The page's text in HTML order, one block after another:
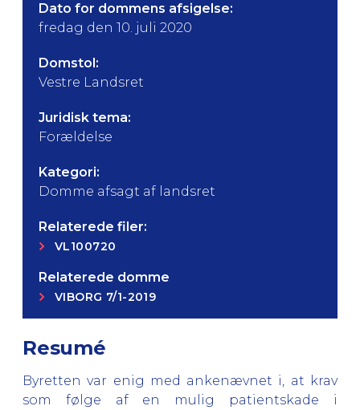
Dato for dommens afsigelse:
fredag den 10. juli 2020
Domstol:
Vestre Landsret
Juridisk tema:
Forældelse
Kategori:
Domme afsagt af landsret
Relaterede filer:
VL100720
Relaterede domme
VIBORG 7/1-2019
Resumé
Byretten var enig med ankenævnet i, at krav
som følge af en mulig patientskade i